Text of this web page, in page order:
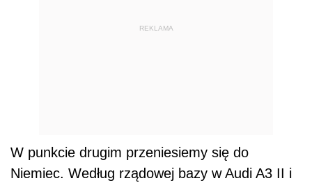
REKLAMA
W punkcie drugim przeniesiemy się do
Niemiec. Według rządowej bazy w Audi A3 II i